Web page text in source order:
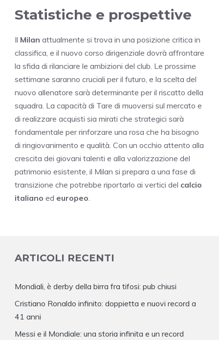
Statistiche e prospettive
Il Milan attualmente si trova in una posizione critica in
classifica, e il nuovo corso dirigenziale dovrà affrontare
la sfida di rilanciare le ambizioni del club. Le prossime
settimane saranno cruciali per il futuro, e la scelta del
nuovo allenatore sarà determinante per il riscatto della
squadra. La capacità di Tare di muoversi sul mercato e
di realizzare acquisti sia mirati che strategici sarà
fondamentale per rinforzare una rosa che ha bisogno
di ringiovanimento e qualità. Con un occhio attento alla
crescita dei giovani talenti e alla valorizzazione del
patrimonio esistente, il Milan si prepara a una fase di
transizione che potrebbe riportarlo ai vertici del calcio
italiano ed europeo
ARTICOLI RECENTI
Mondiali, è derby della birra fra tifosi: pub chiusi
Cristiano Ronaldo infinito: doppietta e nuovi record a
41 anni
Messi e il Mondiale: una storia infinita e un record